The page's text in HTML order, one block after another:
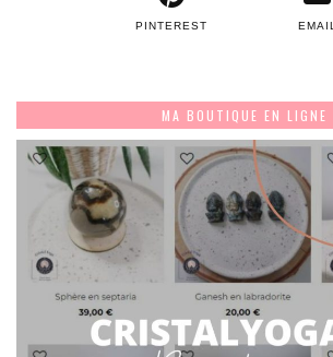
PINTEREST EMAIL
MA BOUTIQUE EN LIGNE